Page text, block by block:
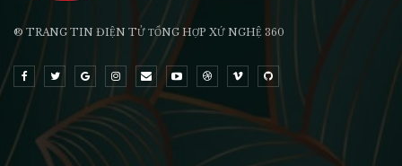
® TRANG TIN ĐIỆN TỬ ТỔNG HỢP XỨ NGHỆ 360